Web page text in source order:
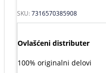
SKU:7316570385908
Ovlašćeni distributer
100% originalni delovi